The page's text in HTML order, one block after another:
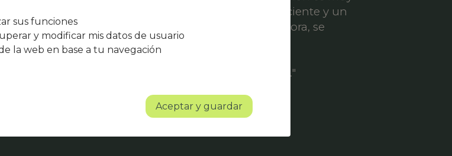
El equipo de Que Cocine Peter ofrece un servicio eficiente y un
siempre atentos a cualquier solicitud de mejora, se
su entusiasmo, dedicación y profesionalidad.
a dudas se trata de un proyecto con mucho futuro."
- HR Manager Guarro Casas
sus funciones
y modificar mis datos de usuario
la web en base a tu navegación
Aceptar y guardar